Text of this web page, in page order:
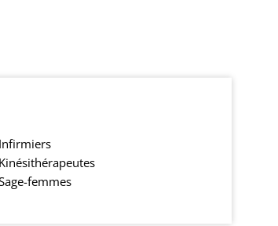
Infirmiers
Kinésithérapeutes
femmes